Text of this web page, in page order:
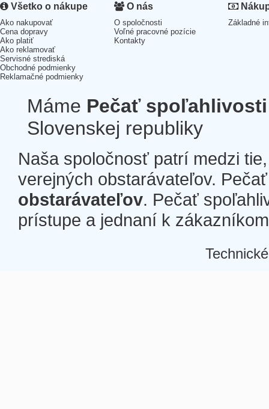
Všetko o nákupe
Ako nakupovať
Cena dopravy
Ako platiť
Ako reklamovať
Servisné strediská
Obchodné podmienky
Reklamačné podmienky
O nás
O spoločnosti
Voľné pracovné pozície
Kontakty
Základné
Máme Pečať spoľahlivosti
Slovenskej republiky
Naša spoločnosť patrí medzi
verejných obstarávateľov.
obstarávateľov. Pečať
prístupe a jednaní k